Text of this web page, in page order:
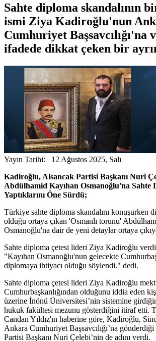
Sahte diploma skandalının
ismi Ziya Kadiroğlu'nun
Cumhuriyet Başsavcılığı'na
ifadede dikkat çeken bir
Yayın Tarihi: 12 Ağustos 2025, Salı
Kadiroğlu, Alsancak Partisi Başkanı Nuri
Abdülhamid Kayıhan Osmanoğlu'na Sahte
Yaptıklarını Öne Sürdü;
Türkiye sahte diploma skandalını konuşurken
olduğu ortaya çıkan 'Osmanlı torunu'
Osmanoğlu'na dair de yeni detaylar ortaya
Sahte diploma çetesi lideri Ziya Kadiroğlu
"Kayıhan Osmanoğlu'nun gelecekte
diplomaya ihtiyacı olduğu söylendi." dedi.
Sahte diploma çetesi lideri Ziya Kadiroğlu
Cumhurbaşkanlığından olduğunu iddia eden
üzerine İnönü Üniversitesi’nin sistemine
hukuk fakültesi mezunu gösterdiğini itiraf etti.
Candan Yıldız'ın haberine göre, Kadiroğlu,
Ankara Cumhuriyet Başsavcılığı’na
Partisi Başkanı Nuri Çelebi’nin de adını verdi.